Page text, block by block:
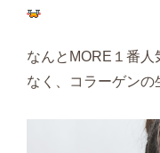
なんとMORE１番
なく、コラーゲン